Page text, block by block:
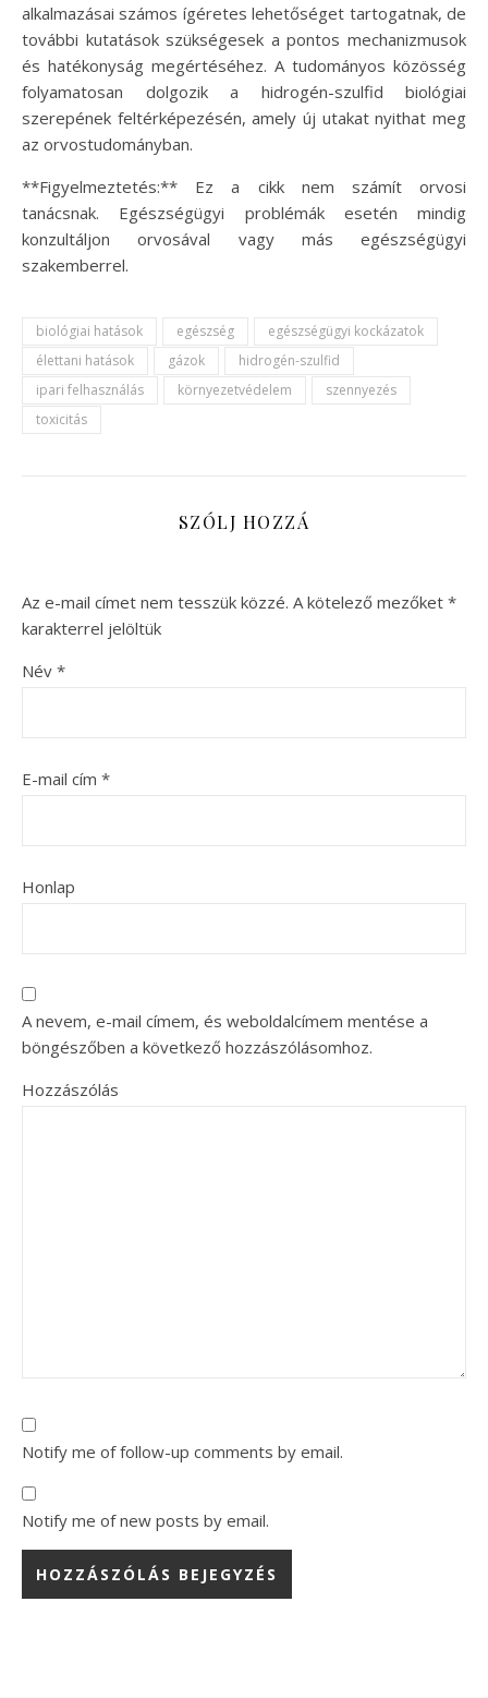
alkalmazásai számos ígéretes lehetőséget tartogatnak, de
további kutatások szükségesek a pontos mechanizmusok
és hatékonyság megértéséhez. A tudományos közösség
folyamatosan dolgozik a hidrogén-szulfid biológiai
szerepének feltérképezésén, amely új utakat nyithat meg
az orvostudományban.
**Figyelmeztetés:** Ez a cikk nem számít orvosi
tanácsnak. Egészségügyi problémák esetén mindig
konzultáljon orvosával vagy más egészségügyi
szakemberrel.
biológiai hatások egészség
egészségügyi kockázatok
élettani hatások
gázok
hidrogén-szulfid
ipari felhasználás
környezetvédelem
szennyezés
toxicitás
SZÓLJ HOZZÁ
Az e-mail címet nem tesszük közzé. A kötelező mezőket *
karakterrel jelöltük
Név *
E-mail cím *
Honlap
A nevem, e-mail címem, és weboldalcímem mentése a
böngészőben a következő hozzászólásomhoz.
Hozzászólás
Notify me of follow-up comments by email.
Notify me of new posts by email.